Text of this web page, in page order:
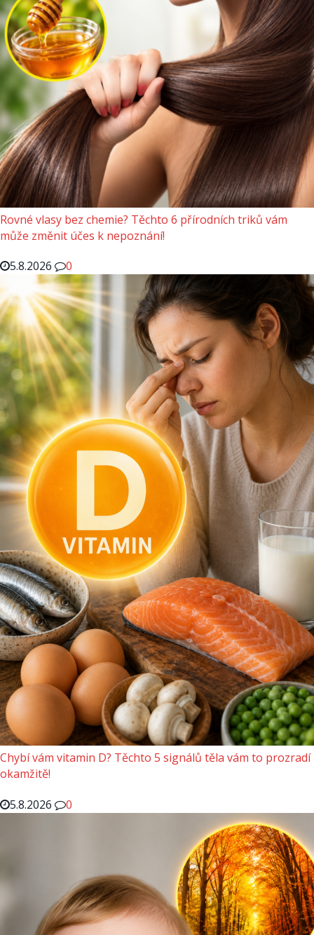
Rovné vlasy bez chemie? Těchto 6 přírodních triků vám
může změnit účes k nepoznání!
5.8.2026
0
Chybí vám vitamin D? Těchto 5 signálů těla vám to prozradí
okamžitě!
5.8.2026
0